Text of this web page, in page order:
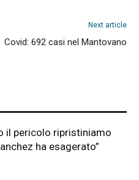
Next article
Covid: 692 casi nel Mantovano
il pericolo ripristiniamo
ha esagerato”